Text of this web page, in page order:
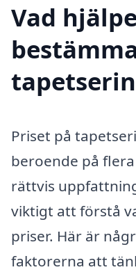
Vad
Priset på
beroende på
rättvis
viktigt att förstå
priser. Här är
faktorerna att